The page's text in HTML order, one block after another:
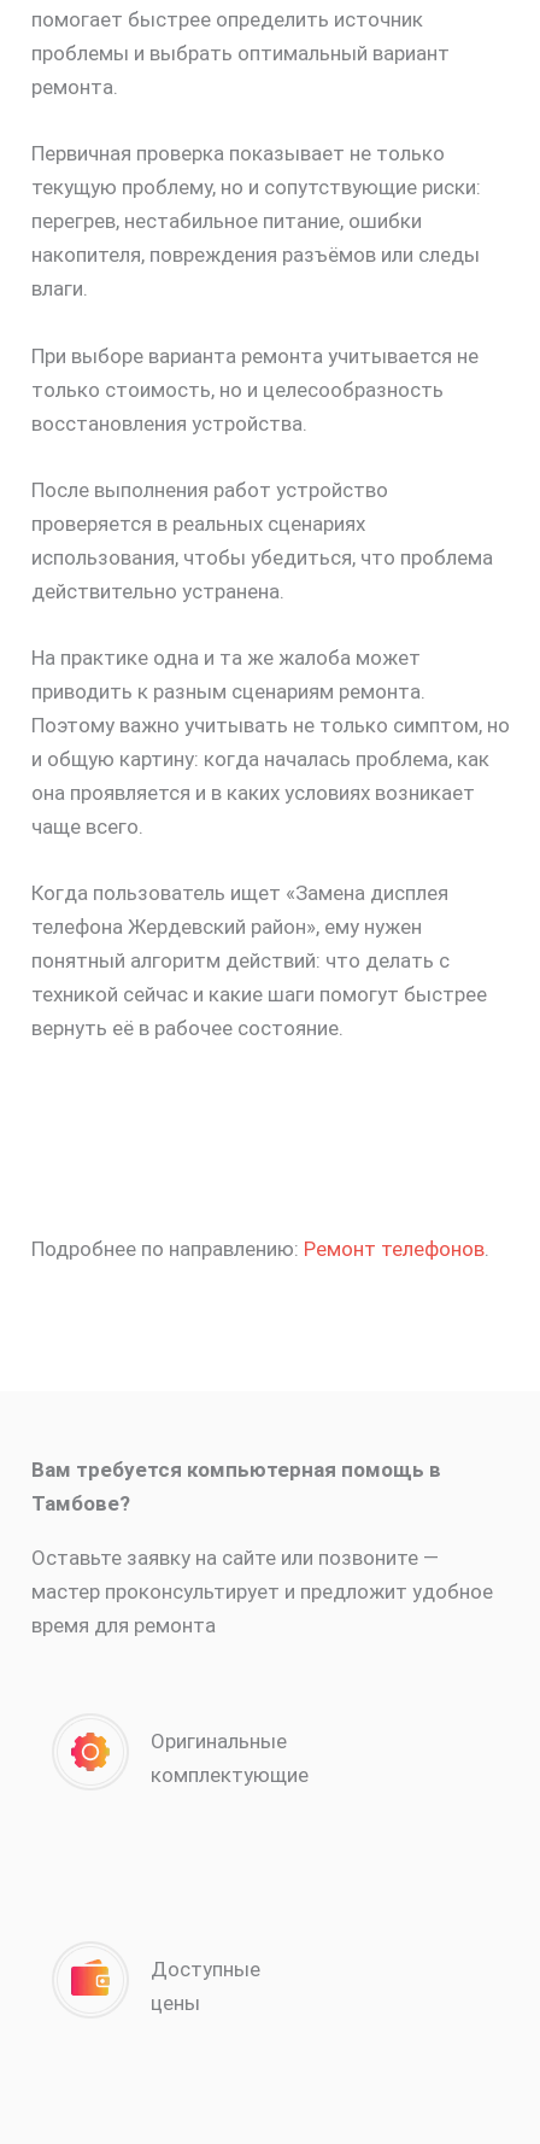
помогает быстрее определить источник
проблемы и выбрать оптимальный вариант
ремонта.
Первичная проверка показывает не только
текущую проблему, но и сопутствующие риски:
перегрев, нестабильное питание, ошибки
накопителя, повреждения разъёмов или следы
влаги.
При выборе варианта ремонта учитывается не
только стоимость, но и целесообразность
восстановления устройства.
После выполнения работ устройство
проверяется в реальных сценариях
использования, чтобы убедиться, что проблема
действительно устранена.
На практике одна и та же жалоба может
приводить к разным сценариям ремонта.
Поэтому важно учитывать не только симптом, но
и общую картину: когда началась проблема, как
она проявляется и в каких условиях возникает
чаще всего.
Когда пользователь ищет «Замена дисплея
телефона Жердевский район», ему нужен
понятный алгоритм действий: что делать с
техникой сейчас и какие шаги помогут быстрее
вернуть её в рабочее состояние.
Подробнее по направлению: Ремонт телефонов.
Вам требуется компьютерная помощь в
Тамбове?
Оставьте заявку на сайте или позвоните —
мастер проконсультирует и предложит удобное
время для ремонта
Оригинальные
комплектующие
Доступные
цены
скидку
30%